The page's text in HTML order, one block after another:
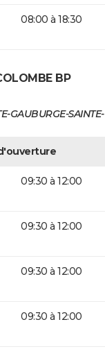
08:00 à 18:30
BP
GAUBURGE-SAINTE-
09:30 à 12:00
09:30 à 12:00
09:30 à 12:00
09:30 à 12:00